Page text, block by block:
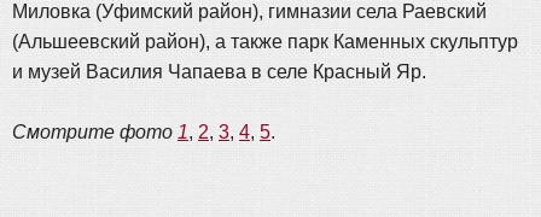
Миловка (Уфимский район), гимназии села Раевский
(Альшеевский район), а также парк Каменных скульптур
и музей Василия Чапаева в селе Красный Яр.
Смотрите фото 1, 2, 3, 4, 5.